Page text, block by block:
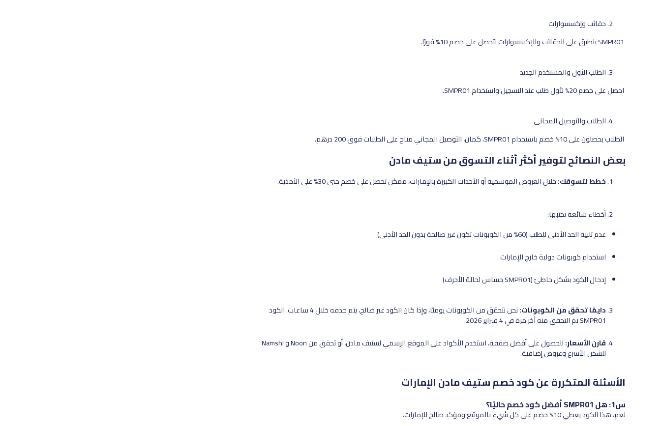
حقائب وإكسسوارات
الطلب الأول والمستخدم الجديد
احصل على خصم 20% لأول طلب عند التسجيل واستخدام SMPR01.
الطلاب والتوصيل المجاني
الطلاب يحصلون على 10% خصم باستخدام SMPR01، كمان، التوصيل المجاني متاح على الطلبات فوق 200 درهم.
بعض النصائح لتوفير أكثر أثناء التسوق من ستيف مادن
خطط لتسوقك:خلال العروض الموسمية أو الأحداث الكبيرة بالإمارات، ممكن تحصل على خصم حتى 30% على الأحذية.
أخطاء شائعة تجنبها:
عدم تلبية الحد الأدنى للطلب (60% من الكوبونات تكون غير صالحة بدون الحد الأدنى)
استخدام كوبونات دولية خارج الإمارات
إدخال الكود بشكل خاطئ (SMPR01 حساس لحالة الأحرف)
دايمًا تحقق من الكوبونات: نحن نتحقق من الكوبونات يوميًا، وإذا كان الكود غير صالح، يتم حذفه خلال 4 ساعات. الكود
SMPR01 تم التحقق منه آخر مرة في 4 فبراير 2026.
قارن الأسعار:
للحصول على أفضل صفقة، استخدم الأكواد على الموقع الرسمي لستيف مادن، أو تحقق من Noon و Namshi
للشحن الأسرع وعروض إضافية.
الأسئلة المتكررة عن كود خصم ستيف مادن الإمارات
س1: هل SMPR01 أفضل كود خصم حاليًا؟
نعم، هذا الكود يعطي 10% خصم على كل شيء بالموقع ومؤكد صالح للإمارات.